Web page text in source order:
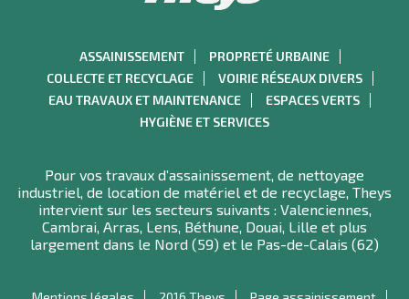
ASSAINISSEMENT
PROPRETÉ URBAINE
COLLECTE ET RECYCLAGE
VOIRIE RÉSEAUX DIVERS
EAU TRAVAUX ET MAINTENANCE
ESPACES VERTS
HYGIÈNE ET SERVICES
Pour vos travaux d’assainissement, de nettoyage
industriel, de location de matériel et de recyclage, Theys
intervient sur les secteurs suivants : Valenciennes,
Cambrai, Arras, Lens, Béthune, Douai, Lille et plus
largement dans le Nord (59) et le Pas-de-Calais (62)